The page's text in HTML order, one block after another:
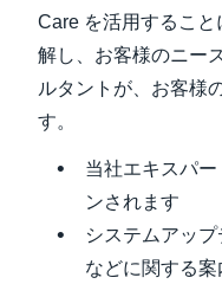
Care を活用するこ
解し、お客様のニー
ルタントが、お客様
す。
当社エキスパ
ンされます
システムアッ
などに関する